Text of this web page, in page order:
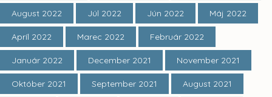
August 2022 Júl 2022 Jún 2022 Máj 2022
Apríl 2022 Marec 2022 Február 2022
Január 2022 December 2021 November 2021
Október 2021 September 2021 August 2021